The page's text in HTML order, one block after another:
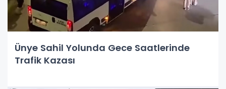
Ünye Sahil Yolunda Gece Saatlerinde
Trafik Kazası